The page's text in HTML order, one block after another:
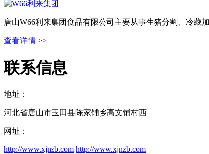
唐山W66利来集团食品有限公司主要从事生猪分割、冷藏
查看详情 >>
联系信息
地址：
河北省唐山市玉田县陈家铺乡高文铺村西
网址：
http://www.xjnzb.com http://www.xjnzb.com